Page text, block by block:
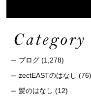
ブログ (1,278)
zectEASTのはなし (76)
髪のはなし (12)